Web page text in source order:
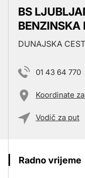
BS
BENZINSKA
DUNAJSKA
01 43 64 770
Koordinate
Vodič za put
Radno vrijeme